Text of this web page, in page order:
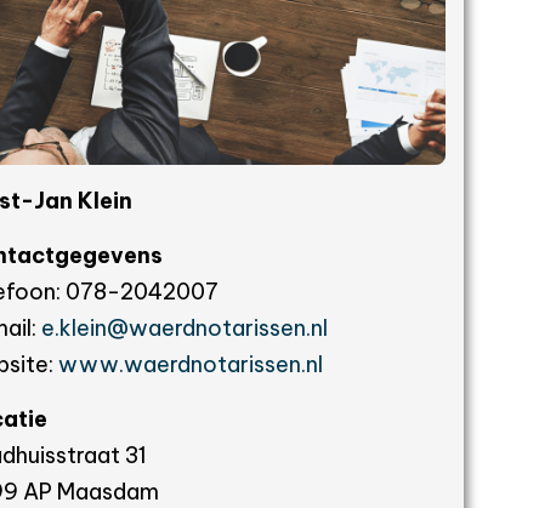
Jan Klein
078-2042007
e.klein@waerdnotarissen.nl
www.waerdnotarissen.nl
31
AP Maasdam